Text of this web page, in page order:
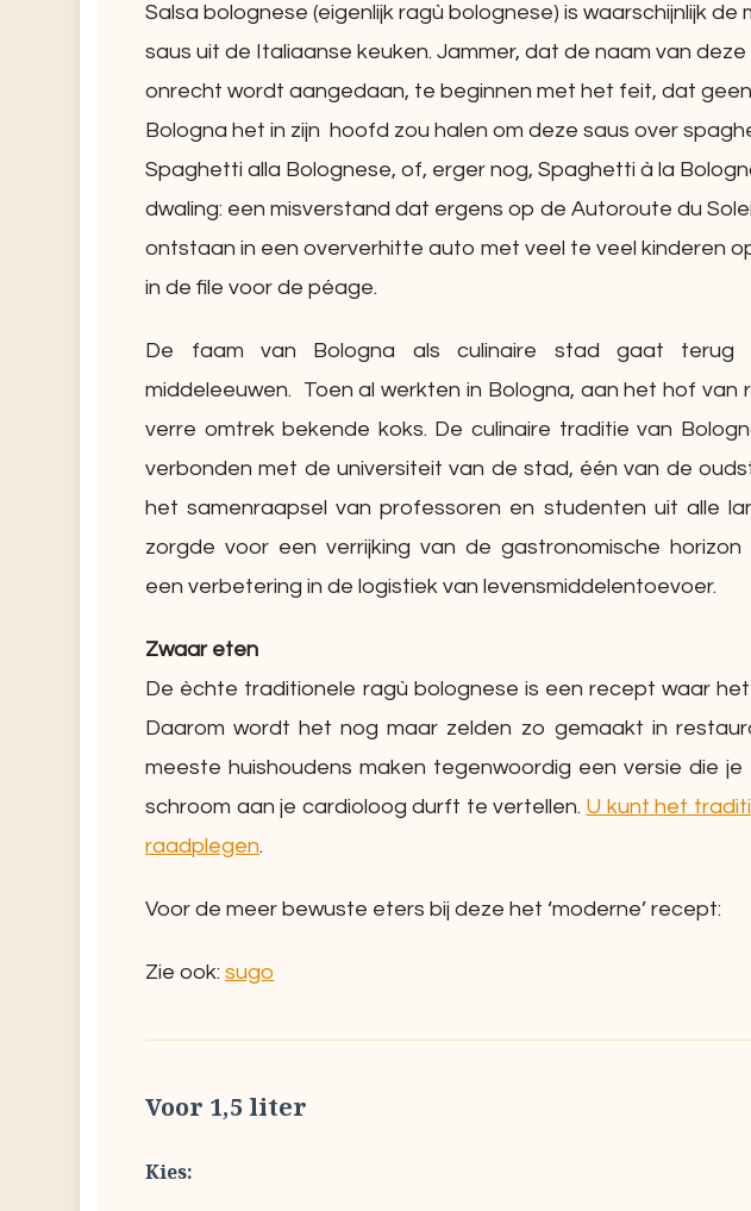
Salsa bolognese (eigenlijk ragù bolognese) is waarschijnlijk de
saus uit de Italiaanse keuken. Jammer, dat de naam van deze
onrecht wordt aangedaan, te beginnen met het feit, dat
Bologna het in zijn hoofd zou halen om deze saus over
Spaghetti alla Bolognese, of, erger nog, Spaghetti à la
dwaling: een misverstand dat ergens op de Autoroute du
ontstaan in een oververhitte auto met veel te veel kinderen
in de file voor de péage.
De faam van Bologna als culinaire stad gaat
middeleeuwen. Toen al werkten in Bologna, aan het hof van
verre omtrek bekende koks. De culinaire traditie van
verbonden met de universiteit van de stad, één van de
het samenraapsel van professoren en studenten uit alle
zorgde voor een verrijking van de gastronomische
een verbetering in de logistiek van levensmiddelentoevoer.
Zwaar eten
De èchte traditionele ragù bolognese is een recept waar
Daarom wordt het nog maar zelden zo gemaakt in
meeste huishoudens maken tegenwoordig een versie die je
schroom aan je cardioloog durft te vertellen. U kunt het
raadplegen.
Voor de meer bewuste eters bij deze het ‘moderne’ recept:
Zie ook:sugo
Voor 1,5 liter
Kies: